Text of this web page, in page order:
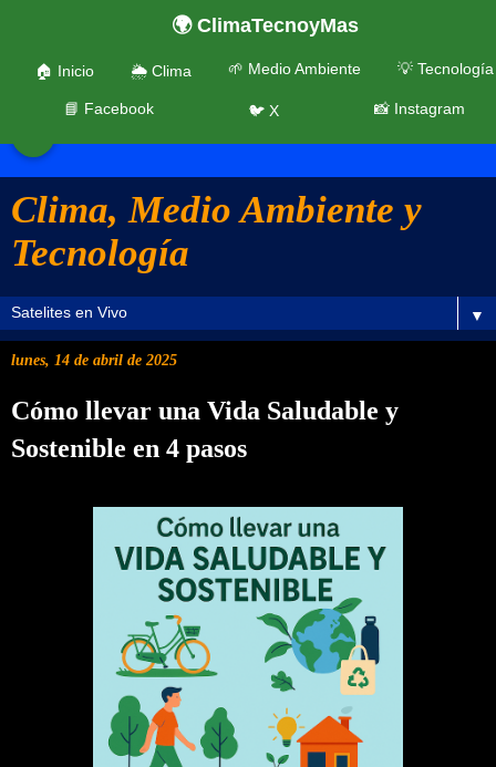
Clima, Medio Ambiente y
Tecnología
🌍 ClimaTecnoyMas
🏠 Inicio 🌦️ Clima 🌱 Medio Ambiente 💡 Tecnología
📘 Facebook 🐦 X 📸 Instagram
▼
lunes, 14 de abril de 2025
Cómo llevar una Vida Saludable y
Sostenible en 4 pasos